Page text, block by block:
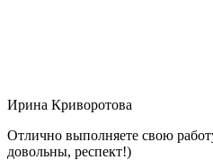
Ирина Криворотова
Отлично выполняете свою
довольны, респект!)